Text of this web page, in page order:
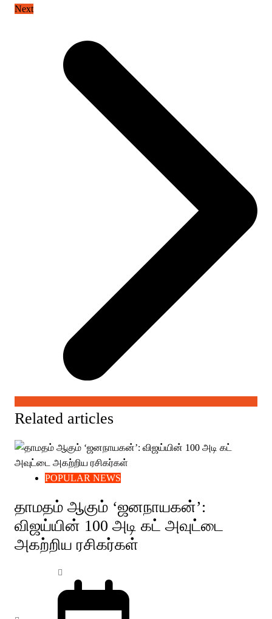
Next
Related articles
POPULAR NEWS
தாமதம் ஆகும் ‘ஜனநாயகன்’:
விஜய்யின் 100 அடி கட் அவுட்டை
அகற்றிய ரசிகர்கள்